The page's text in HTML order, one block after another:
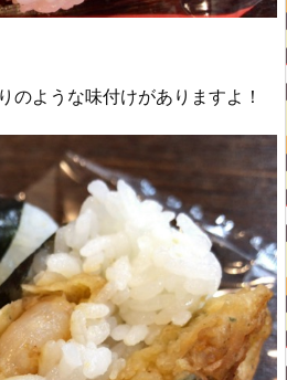
のような味付けがありますよ！